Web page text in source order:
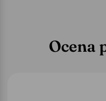
Ocena